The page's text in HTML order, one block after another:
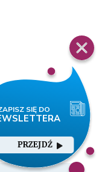
PRZEJDŹ